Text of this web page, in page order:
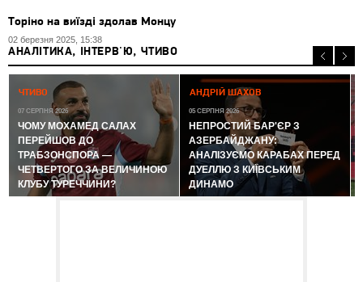
Торіно на виїзді здолав Монцу
02 березня 2025, 15:38
АНАЛІТИКА, ІНТЕРВ'Ю, ЧТИВО
ЧТИВО
07 СЕРПНЯ 2026
ЧОМУ МОХАМЕД САЛАХ
ПЕРЕЙШОВ ДО
ТРАБЗОНСПОРА —
ЧЕТВЕРТОГО ЗА ВЕЛИЧИНОЮ
КЛУБУ ТУРЕЧЧИНИ?
АНДРІЙ ШАХОВ
05 СЕРПНЯ 2026
НЕПРОСТИЙ БАР'ЄР З
АЗЕРБАЙДЖАНУ:
АНАЛІЗУЄМО КАРАБАХ ПЕРЕД
ДУЕЛЛЮ З КИЇВСЬКИМ
ДИНАМО